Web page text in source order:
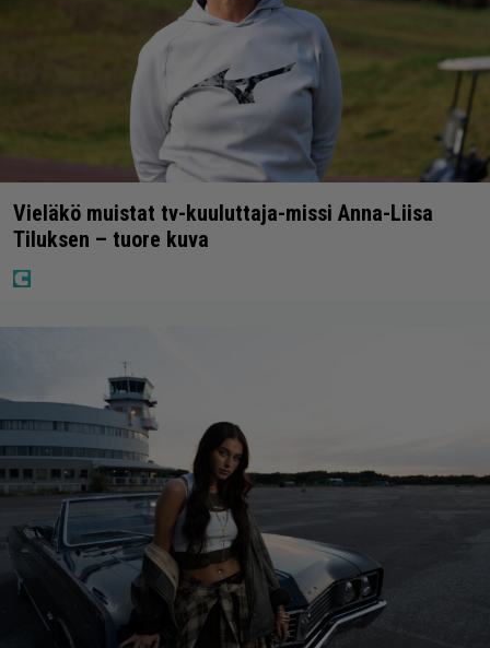
Vieläkö muistat tv-kuuluttaja-missi Anna-Liisa
Tiluksen – tuore kuva